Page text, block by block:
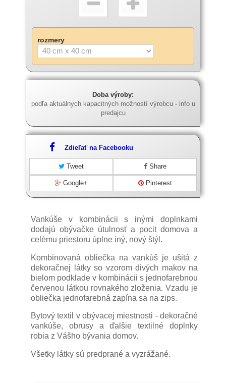
rozmery
Doba výroby:
podľa aktuálnych kapacitných možností výrobcu - info u
predajcu
Zdieľať na Facebooku
Tweet Share
Google+ Pinterest
Vankúše v kombinácii s inými doplnkami
dodajú obývačke útulnosť a pocit domova a
celému priestoru úplne iný, nový štýl.
Kombinovaná obliečka na vankúš je ušitá z
dekoračnej látky so vzorom divých makov na
bielom podklade v kombinácii s jednofarebnou
červenou látkou rovnakého zloženia. Vzadu je
obliečka jednofarebná zapína sa na zips.
Bytový textil v obývacej miestnosti - dekoračné
vankúše, obrusy a ďalšie textilné doplnky
robia z Vášho bývania domov.
Všetky látky sú predprané a vyzrážané.